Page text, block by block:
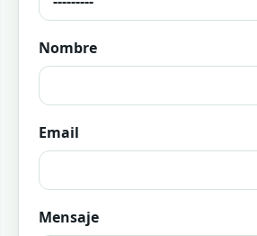
Nombre
Email
Mensaje